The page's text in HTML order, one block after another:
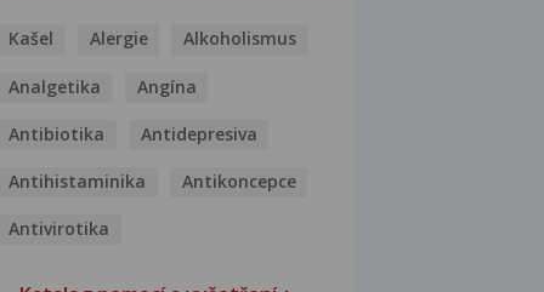
Kašel Alergie Alkoholismus
Analgetika Angína
Antibiotika Antidepresiva
Antihistaminika Antikoncepce
Antivirotika